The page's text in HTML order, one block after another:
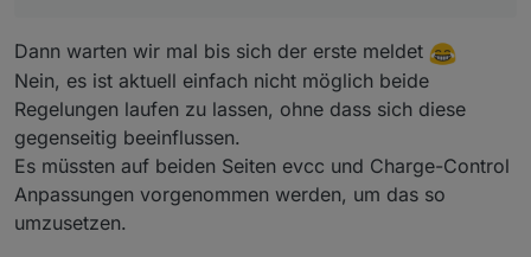
Dann warten wir mal bis sich der erste meldet
Nein, es ist aktuell einfach nicht möglich beide
Regelungen laufen zu lassen, ohne dass sich diese
gegenseitig beeinflussen.
Es müssten auf beiden Seiten evcc und Charge-Control
Anpassungen vorgenommen werden, um das so
umzusetzen.